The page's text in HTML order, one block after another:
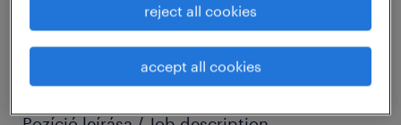
kiemelkedő juttatások, kellemes munkahelyi
környezet és hosszútávú karrierlehetőségek
reject all cookies
accept all cookies